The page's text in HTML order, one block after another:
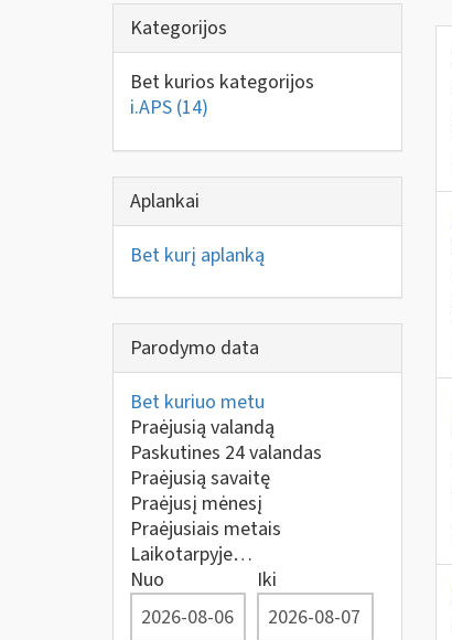
Kategorijos
Bet kurios kategorijos
i.APS (14)
Aplankai
Bet kurį aplanką
Parodymo data
Bet kuriuo metu
Praėjusią valandą
Paskutines 24 valandas
Praėjusią savaitę
Praėjusį mėnesį
Praėjusiais metais
Laikotarpyje…
Nuo
Iki